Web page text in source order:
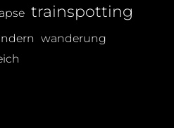
trainspotting
wanderung